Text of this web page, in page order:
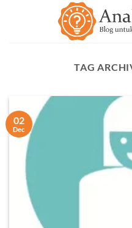
TAG
02
Dec